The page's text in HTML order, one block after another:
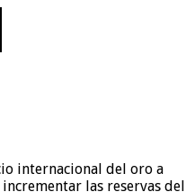
internacional del oro a
las reservas del